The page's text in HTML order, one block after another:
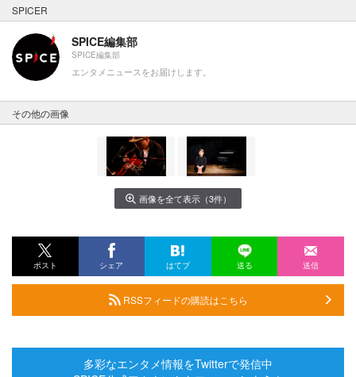
SPICER
SPICE編集部
SPICE編集部
エンタメニュースをお届けします。
その他の画像
画像を全て表示（3件）
ポスト シェア はてブ 送る 送信
RSSフィードの購読はこちら
多彩なエンタメ情報をTwitterで発信中